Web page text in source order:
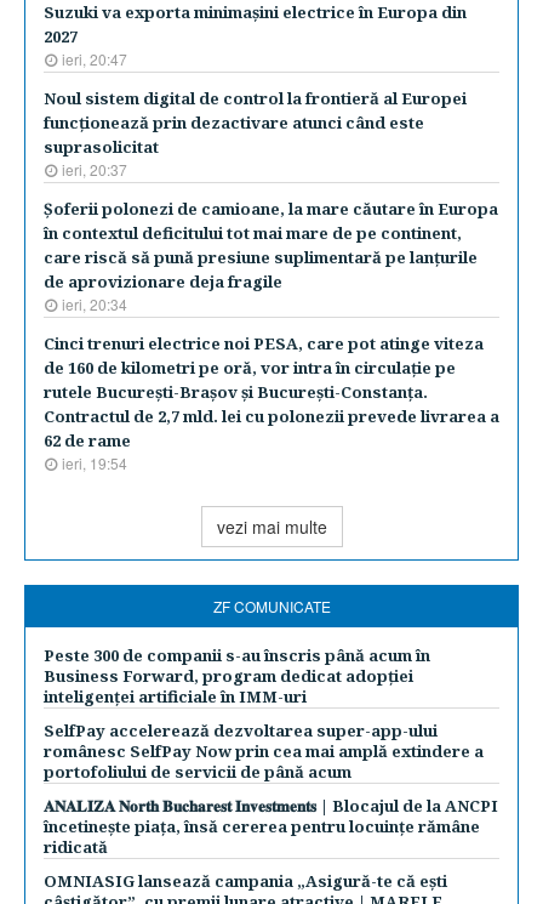
Suzuki va exporta minimaşini electrice în Europa din
2027
ieri, 20:47
Noul sistem digital de control la frontieră al Europei
funcţionează prin dezactivare atunci când este
suprasolicitat
ieri, 20:37
Şoferii polonezi de camioane, la mare căutare în Europa
în contextul deficitului tot mai mare de pe continent,
care riscă să pună presiune suplimentară pe lanţurile
de aprovizionare deja fragile
ieri, 20:34
Cinci trenuri electrice noi PESA, care pot atinge viteza
de 160 de kilometri pe oră, vor intra în circulaţie pe
rutele Bucureşti-Braşov şi Bucureşti-Constanţa.
Contractul de 2,7 mld. lei cu polonezii prevede livrarea a
62 de rame
ieri, 19:54
vezi mai multe
ZF COMUNICATE
Peste 300 de companii s-au înscris până acum în
Business Forward, program dedicat adopției
inteligenței artificiale în IMM-uri
SelfPay accelerează dezvoltarea super-app-ului
românesc SelfPay Now prin cea mai amplă extindere a
portofoliului de servicii de până acum
𝐀𝐍𝐀𝐋𝐈𝐙𝐀 𝐍𝐨𝐫𝐭𝐡 𝐁𝐮𝐜𝐡𝐚𝐫𝐞𝐬𝐭 𝐈𝐧𝐯𝐞𝐬𝐭𝐦𝐞𝐧𝐭𝐬 | Blocajul de la ANCPI
încetinește piața, însă cererea pentru locuințe rămâne
ridicată
OMNIASIG lansează campania „Asigură-te că ești